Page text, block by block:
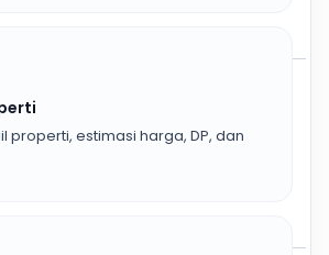
properti, estimasi harga, DP, dan